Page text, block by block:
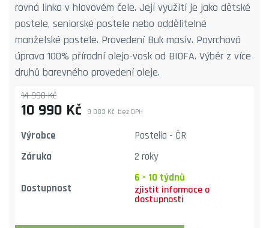
rovná linka v hlavovém čele. Její využití je jako dětské
postele, seniorské postele nebo oddělitelné
manželské postele. Provedení Buk masiv. Povrchová
úprava 100% přírodní olejo-vosk od BIOFA. Výběr z více
druhů barevného provedení oleje.
10 990 Kč bez DPH
9 083 Kč
14 990 Kč
Výrobce
Postelia - ČR
Záruka
2 roky
Dostupnost
6 - 10 týdnů